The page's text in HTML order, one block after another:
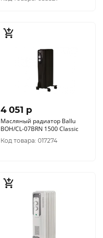
4 051 p
Масляный радиатор Ballu
BOH/CL-07BRN 1500 Classic
Код товара: 017274